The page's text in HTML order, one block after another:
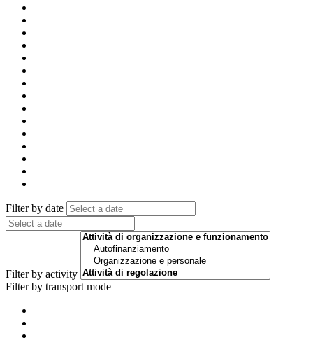
Filter by date
Filter by activity
Filter by transport mode